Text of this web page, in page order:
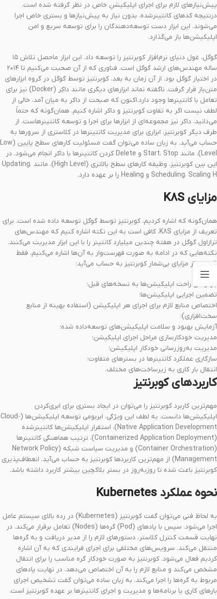
پیش‌نیازهای لازم برای اجرای اپلیکیشنِ خاص در نظر گرفته شده است.
درنتیجه کدهای کانتینرشده‌، بدون نیاز به پیش‌نیازها و بستری خاص اجرا
می‌شوند. این ابزار دست توسعه‌دهندگان را برای توسعه سریع و امن
اپلیکیشن‌ها باز می‌گذارد.
گوگل، غول دنیای نرم‌افزار کوبرنتیز را توسعه داد. این ابزار ماحصل تلاش ۱۵
ساله مهندس‌های ارشد گوگل است. فناوری که از آن صحبت می‌کنیم تا ۲۰۱۴
در اختیار گوگل بود. از آن زمان به بعد، کوبرنتیز توسط گوگل در گروه ابزارهای
متن‌باز قرار گرفت. ناگفته نماند ابزارهای دیگری مانند داکِر (Docker) نیز برای
تعامل با کانتینرها وجود دارد.اکنون که صبحت از داکر به میان آمد، خالی از
لطف نیست اگر به تفاوت کوبرنتیز و داکر اشاره کنیم. همان‌گونه که حتماً‌
می‌دانید، داکر نیز مجموعه‌ای از ابزارها برای اجرا و توسعه کانتینرهاست. از
طرف دیگر کوبرنتیز، ابزاری برای مدیریت کانتینرها در کلاستری از سرورها به
حساب می‌آید. به زبان ساده می‌توان گفت مسئولیت کارهای سطح پایین (Low
Level)، مانند Start، Stop و Delete کردن کانتینرها با داکر انجام می‌شود. در
این بین کوبرنتیز، وظیفه کارهای سطح بالاتری (High Level)، مانند Updating،
Scheduling، Scaling H و Healing را بر عهده دارد.
مزایای K8S
همان‌گونه که اشاره کردیم، کوبرنتیز توسط گوگل توسعه داده شده است. برای
تعریف از مزایای K8S، کافی است به این نکته اشاره کنیم که مهندس‌های
ترازاول گوگل در هفته چندین میلیارد کانتینر را با این ابزار مدیریت می‌کنند.
نکته‌هایی که در ادامه به صورت فهرست‌‌وار به آن‌ها اشاره می‌کنیم، فقط
قسمتی از مزایای بی‌شمار کوبرنتیز به حساب می‌آید:
بازگردانی راحت اپلیکیشن‌ها به نسخه‌های قبل؛
تضمین اجرایی اپلیکیشن‌ها؛
اختصاص منابع لازم برای اجرای هر اپلیکیشن (استفاده بهینه از منابع
سخت‌افزاری)؛
آزمایش بهبود و سلامت اپلیکیشن‌های توسعه‌داده شده؛
مدیریت خودکارسازی مراحل اجرای اپلیکیشن؛
مدیریت به‌روزرسانی خودکار اپلیکیشن‌؛
سازگاری عملکرد کانتینرها در بسترهای متفاوت؛
انتقال بار کاری به زیرساخت‌‌های مختلف.
کاربردهای کوبرنتیز
مهم‌ترین کاربرد کوبرنتیز را می‌توان در ایجاد بستری برای ابری‌کردن
اپلیکیشن‌ها دانست. به لطف این ویژگی، ابربومی توسعه اپلیکیشن‌ها (Cloud-
Native Application Development)، استقرار اپلیکیشن‌ها کانتینرشده
(Containerized Application Deployment)، ترتیب‌ هماهنگی کانتینرها
(Container Orchestration) و مدیریت سیاست شبکه (Network Policy
Management) از مهم‌ترین کاربردها کوبرنتیز به حساب می‌آید. انعطاف‌پذیری
کوبرنتیز باعث شده تا روزبه‌روز در بستر بلاکچین بیشتر کاربرد داشته باشد.
نحوه عملکرد Kubernetes
به لحاظ فنی می‌توان گفت کوبرنتیز (Kubernetes) در رده بالای سیستم عامل
اجرا می‌شود. سپس با پادهای (Pod)‌ گره‌ها (Nodes) تعامل برقرار می‌کند. در
نهایت قسمت کنترل کلاستر، دستورهای لازم را از مدیر دریافت و به گره‌ها
منتقل می‌کند. سرویس‌های مختلفی برای اجرای فرایندی که به آن اشاره
کردیم فعال می‌شود. کوبرنتیز به صورت خودکار گره‌ مناسب را برای انتقال
مشخص می‌کند و منابع لازم را به آن اختصاص می‌دهد. در نهایت پادهای
مربوط به گره‌ها را اجرا می‌کند. به زبان ساده می‌توان گفت تشخیص اجرای
بارهای کاری یا برنامه‌ها و مدیریت و اجرای کانتینرها بر عهده کوبرنتیز است.